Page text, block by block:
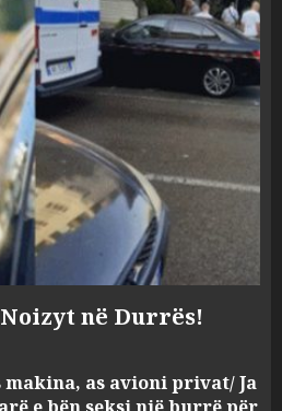
në Durrës!
makina, as avioni privat/ Ja